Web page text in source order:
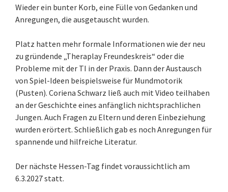
Wieder ein bunter Korb, eine Fülle von Gedanken und
Anregungen, die ausgetauscht wurden.
Platz hatten mehr formale Informationen wie der neu
zu gründende „Theraplay Freundeskreis“ oder die
Probleme mit der TI in der Praxis. Dann der Austausch
von Spiel-Ideen beispielsweise für Mundmotorik
(Pusten). Coriena Schwarz ließ auch mit Video teilhaben
an der Geschichte eines anfänglich nichtsprachlichen
Jungen. Auch Fragen zu Eltern und deren Einbeziehung
wurden erörtert. Schließlich gab es noch Anregungen für
spannende und hilfreiche Literatur.
Der nächste Hessen-Tag findet voraussichtlich am
6.3.2027 statt.